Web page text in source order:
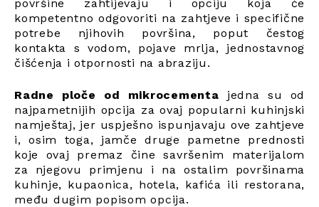
površine zahtijevaju i opciju koja će
kompetentno odgovoriti na zahtjeve i specifične
potrebe njihovih površina, poput čestog
kontakta s vodom, pojave mrlja, jednostavnog
čišćenja i otpornosti na abraziju.
Radne ploče od mikrocementa jedna su od
najpametnijih opcija za ovaj popularni kuhinjski
namještaj, jer uspješno ispunjavaju ove zahtjeve
i, osim toga, jamče druge pametne prednosti
koje ovaj premaz čine savršenim materijalom
za njegovu primjenu i na ostalim površinama
kuhinje, kupaonica, hotela, kafića ili restorana,
među dugim popisom opcija.